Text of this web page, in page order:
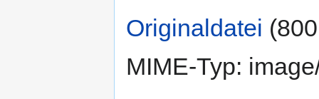
Originaldatei
MIME-Typ: